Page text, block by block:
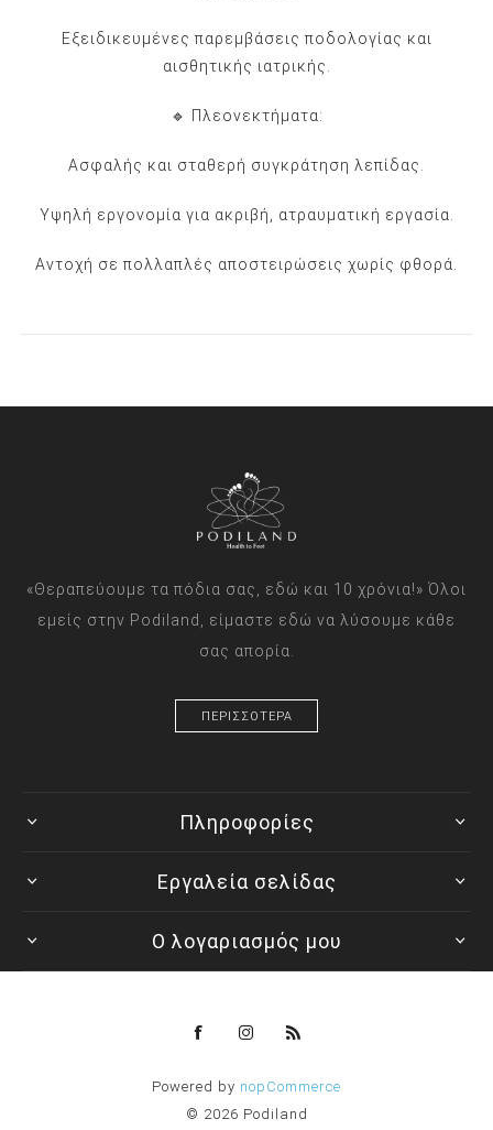
Εξειδικευμένες παρεμβάσεις ποδολογίας και
αισθητικής ιατρικής.
🔹 Πλεονεκτήματα:
Ασφαλής και σταθερή συγκράτηση λεπίδας.
Υψηλή εργονομία για ακριβή, ατραυματική εργασία.
Αντοχή σε πολλαπλές αποστειρώσεις χωρίς φθορά.
«Θεραπεύουμε τα πόδια σας, εδώ και 10 χρόνια!» Όλοι
εμείς στην Podiland, είμαστε εδώ να λύσουμε κάθε
σας απορία.
ΠΕΡΙΣΣΟΤΕΡΑ
Πληροφορίες
Εργαλεία σελίδας
Ο λογαριασμός μου
Powered by nopCommerce
© 2026 Podiland